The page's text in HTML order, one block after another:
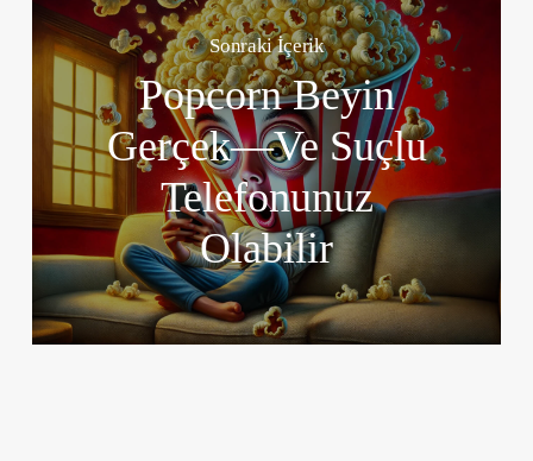
Sonraki İçerik
Popcorn Beyin
Gerçek—Ve Suçlu
Telefonunuz
Olabilir